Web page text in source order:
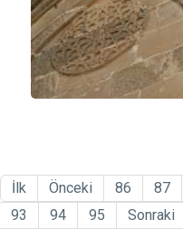
İlk Önceki 86 87
93
94 95 Sonraki